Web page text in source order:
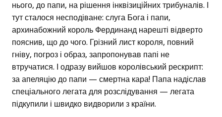
нього, до папи, на рішення інквізиційних трибуналів. І
тут сталося несподіване: слуга Бога і папи,
архинабожний король Фердинанд нарешті відверто
пояснив, що до чого. Грізний лист короля, повний
гніву, погроз і образ, запропонував папі не
втручатися. І одразу вийшов королівський рескрипт:
за апеляцію до папи — смертна кара! Папа надіслав
спеціального легата для розслідування — легата
підкупили і швидко видворили з країни.